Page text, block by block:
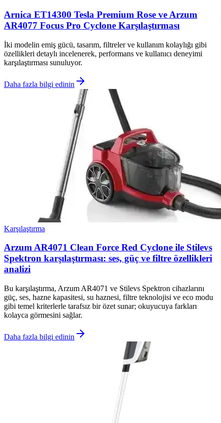
Arnica ET14300 Tesla Premium Rose ve Arzum
AR4077 Focus Pro Cyclone Karşılaştırması
İki modelin emiş gücü, tasarım, filtreler ve kullanım kolaylığı gibi
özellikleri detaylı incelenerek, performans ve kullanıcı deneyimi
karşılaştırması sunuluyor.
Daha fazla bilgi edinin
Karşılaştırma
Arzum AR4071 Clean Force Red Cyclone ile Stilevs
Spektron karşılaştırması: ses, güç ve filtre özellikleri
analizi
Bu karşılaştırma, Arzum AR4071 ve Stilevs Spektron cihazlarını
güç, ses, hazne kapasitesi, su haznesi, filtre teknolojisi ve eco modu
gibi temel kriterlerle tarafsız bir özet sunar; okuyucuya farkları
kolayca görmesini sağlar.
Daha fazla bilgi edinin